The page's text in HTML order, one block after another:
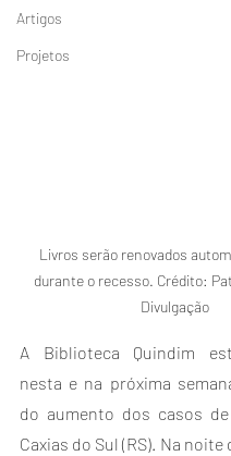
Artigos
Projetos
Livros serão renovados
durante o recesso. Crédito:
Divulgação
A Biblioteca Quindim
nesta e na próxima
do aumento dos casos
Caxias do Sul (RS). Na